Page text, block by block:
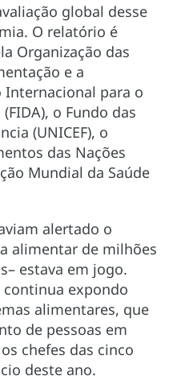
global desse
O relatório é
Organização das
e a
Internacional para o
o Fundo das
(UNICEF), o
das Nações
Mundial da Saúde
alertado o
alimentar de milhões
estava em jogo.
continua expondo
alimentares, que
de pessoas em
chefes das cinco
deste ano.